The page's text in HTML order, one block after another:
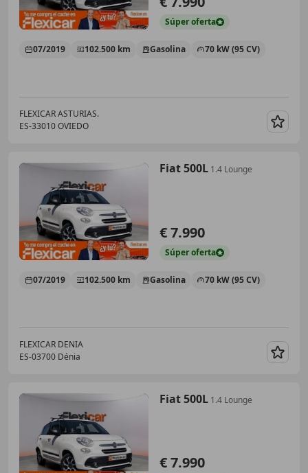
Súperoferta
07/2019 102.500 km Gasolina 70 kW (95 CV)
FLEXICAR ASTURIAS.
ES-33010 OVIEDO
Fiat 500L 1.4 Lounge
€ 7.990
Súperoferta
07/2019 102.500 km Gasolina 70 kW (95 CV)
FLEXICAR DENIA
ES-03700 Dénia
Fiat 500L 1.4 Lounge
€ 7.990